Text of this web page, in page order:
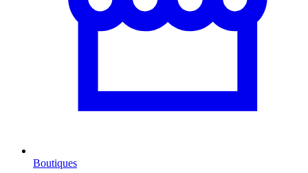
Boutiques